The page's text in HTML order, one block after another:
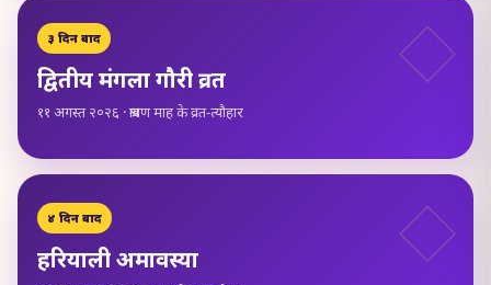
३ दिन बाद
द्वितीय मंगला गौरी व्रत
११ अगस्त २०२६ · श्रावण माह के व्रत-त्यौहार
४ दिन बाद
हरियाली अमावस्या